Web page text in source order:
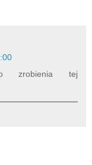
zrobienia tej